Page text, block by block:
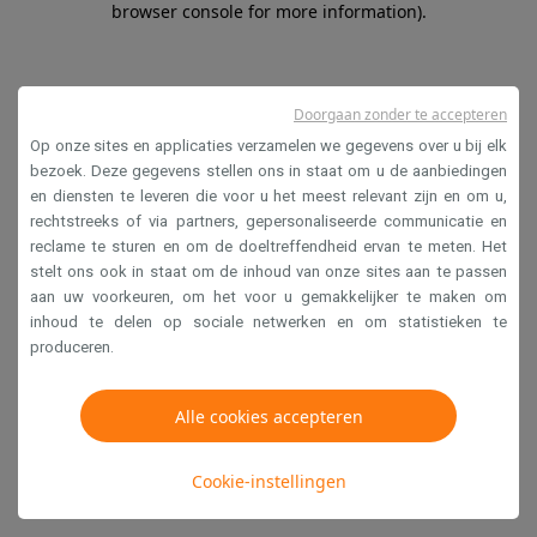
browser console for more information).
Op onze sites en applicaties verzamelen we gegevens over u bij elk
bezoek. Deze gegevens stellen ons in staat om u de aanbiedingen
en diensten te leveren die voor u het meest relevant zijn en om u,
rechtstreeks of via partners, gepersonaliseerde communicatie en
reclame te sturen en om de doeltreffendheid ervan te meten. Het
stelt ons ook in staat om de inhoud van onze sites aan te passen
aan uw voorkeuren, om het voor u gemakkelijker te maken om
inhoud te delen op sociale netwerken en om statistieken te
produceren.
Alle cookies accepteren
Cookie-instellingen
Doorgaan zonder te accepteren